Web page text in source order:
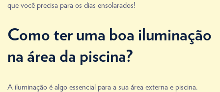
que você precisa para os dias ensolarados!
Como ter uma boa iluminação
na área da piscina?
A iluminação é algo essencial para a sua área externa e piscina.